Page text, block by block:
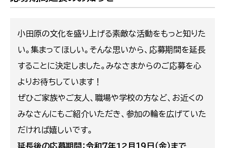
小田原の文化を盛り上げる素敵な活動をもっと知りた
い。集まってほしい。そんな思いから、応募期間を延長
することに決定しました。みなさまからのご応募を心
よりお待ちしています！
ぜひご家族やご友人、職場や学校の方など、お近くの
みなさんにもご紹介いただき、参加の輪を広げていた
だければ嬉しいです。
延長後の応募期間：令和７年12月１９日（金）まで